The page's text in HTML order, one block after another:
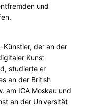
und
Künstler, der an der
Kunst
studierte er
an der British
am ICA Moskau und
an der Universität